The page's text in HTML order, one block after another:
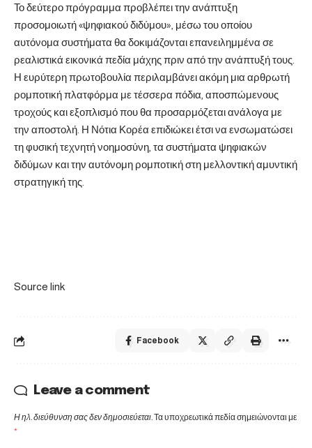
Το δεύτερο πρόγραμμα προβλέπει την ανάπτυξη
προσομοιωτή «ψηφιακού διδύμου», μέσω του οποίου
αυτόνομα συστήματα θα δοκιμάζονται επανειλημμένα σε
ρεαλιστικά εικονικά πεδία μάχης πριν από την ανάπτυξή τους.
Η ευρύτερη πρωτοβουλία περιλαμβάνει ακόμη μια αρθρωτή
ρομποτική πλατφόρμα με τέσσερα πόδια, αποσπώμενους
τροχούς και εξοπλισμό που θα προσαρμόζεται ανάλογα με
την αποστολή. Η Νότια Κορέα επιδιώκει έτσι να ενσωματώσει
τη φυσική τεχνητή νοημοσύνη, τα συστήματα ψηφιακών
διδύμων και την αυτόνομη ρομποτική στη μελλοντική αμυντική
στρατηγική της.
Source link
Facebook
Leave a comment
Η ηλ. διεύθυνση σας δεν δημοσιεύεται.Τα υποχρεωτικά πεδία σημειώνονται με
*